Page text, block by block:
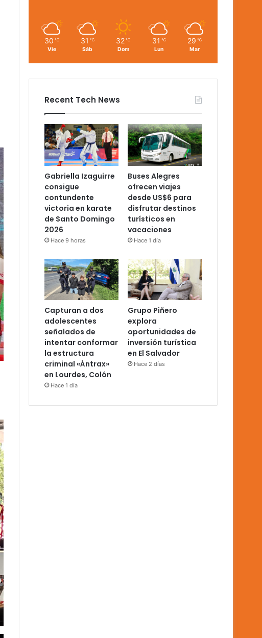
30 ℃
Vie
31 ℃
Sáb
32 ℃
Dom
31 ℃
Lun
29 ℃
Mar
Recent Tech News
Gabriella Izaguirre
consigue
contundente
victoria en karate
de Santo Domingo
2026
Hace 9 horas
Buses Alegres
ofrecen viajes
desde US$6 para
disfrutar destinos
turísticos en
vacaciones
Hace 1 día
Capturan a dos
adolescentes
señalados de
intentar conformar
la estructura
criminal «Ántrax»
en Lourdes, Colón
Hace 1 día
Grupo Piñero
explora
oportunidades de
inversión turística
en El Salvador
Hace 2 días